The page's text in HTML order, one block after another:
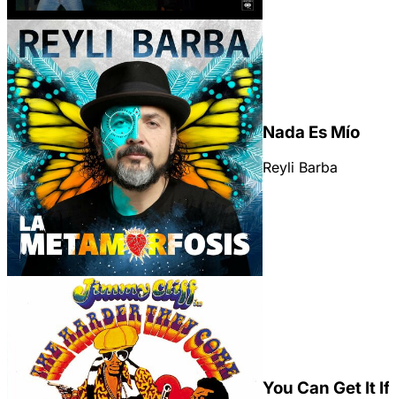
Nada Es Mío
Reyli Barba
You Can Get It